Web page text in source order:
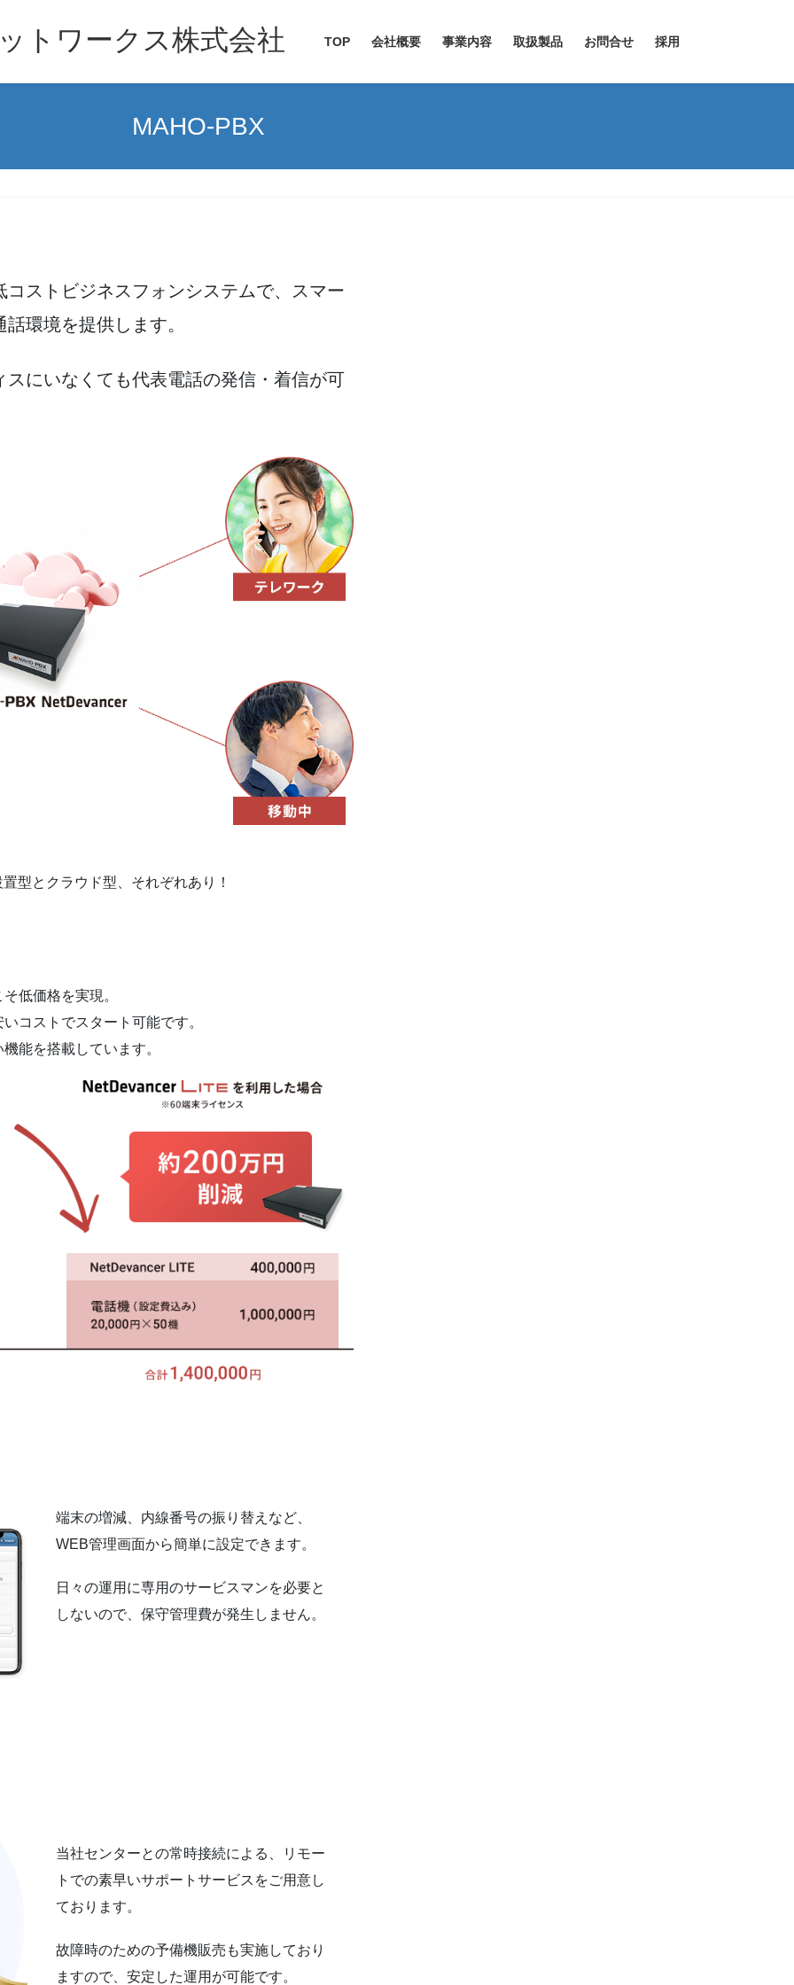
トワークス株式会社 TOP 会社概要 事業内容 取扱製品 お問合せ 採用
MAHO‐PBX
ストビジネスフォンシステムで、スマー
環境を提供します。
にいなくても代表電話の発信・着信が可
型とクラウド型、それぞれあり！
低価格を実現。
コストでスタート可能です。
能を搭載しています。
端末の増減、内線番号の振り替えなど、
WEB管理画面から簡単に設定できます。
日々の運用に専用のサービスマンを必要と
しないので、保守管理費が発生しません。
当社センターとの常時接続による、リモー
トでの素早いサポートサービスをご用意し
ております。
故障時のための予備機販売も実施しており
ますので、安定した運用が可能です。